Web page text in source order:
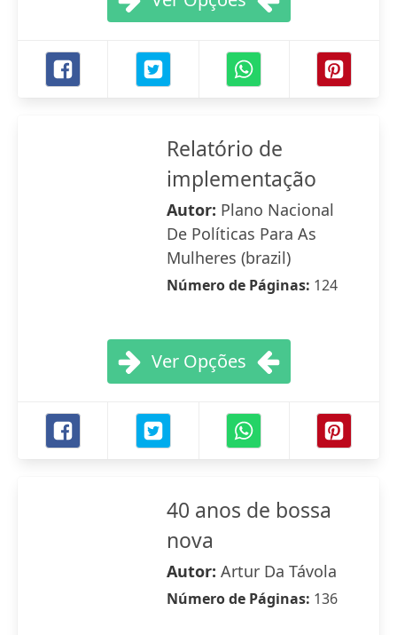
Relatório de
implementação
Autor: Plano Nacional
De Políticas Para As
Mulheres (brazil)
Número de Páginas: 124
Ver Opções
40 anos de bossa
nova
Autor: Artur Da Távola
Número de Páginas: 136